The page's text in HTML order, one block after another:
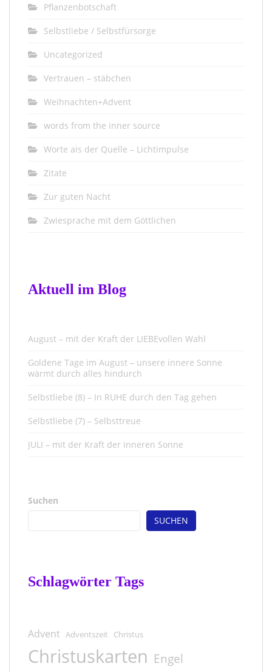
Pflanzenbotschaft
Selbstliebe / Selbstfürsorge
Uncategorized
Vertrauen – stäbchen
Weihnachten+Advent
words from the inner source
Worte ais der Quelle – Lichtimpulse
Zitate
Zur guten Nacht
Zwiesprache mit dem Göttlichen
Aktuell im Blog
August – mit der Kraft der LIEBEvollen Wahl
Goldene Tage im August – unsere innere Sonne
wärmt durch alles hindurch
Selbstliebe (8) – In RUHE durch den Tag gehen
Selbstliebe (7) – Selbsttreue
JULI – mit der Kraft der inneren Sonne
Suchen
SUCHEN
Schlagwörter Tags
Advent Adventszeit Christus
Christuskarten Engel